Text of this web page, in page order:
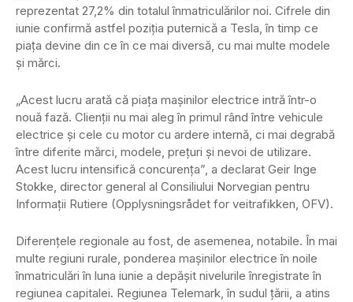
reprezentat 27,2% din totalul înmatriculărilor noi. Cifrele din
iunie confirmă astfel poziția puternică a Tesla, în timp ce
piața devine din ce în ce mai diversă, cu mai multe modele
și mărci.
„Acest lucru arată că piața mașinilor electrice intră într-o
nouă fază. Clienții nu mai aleg în primul rând între vehicule
electrice și cele cu motor cu ardere internă, ci mai degrabă
între diferite mărci, modele, prețuri și nevoi de utilizare.
Acest lucru intensifică concurența”, a declarat Geir Inge
Stokke, director general al Consiliului Norvegian pentru
Informații Rutiere (Opplysningsrådet for veitrafikken, OFV).
Diferențele regionale au fost, de asemenea, notabile. În mai
multe regiuni rurale, ponderea mașinilor electrice în noile
înmatriculări în luna iunie a depășit nivelurile înregistrate în
regiunea capitalei. Regiunea Telemark, în sudul țării, a atins